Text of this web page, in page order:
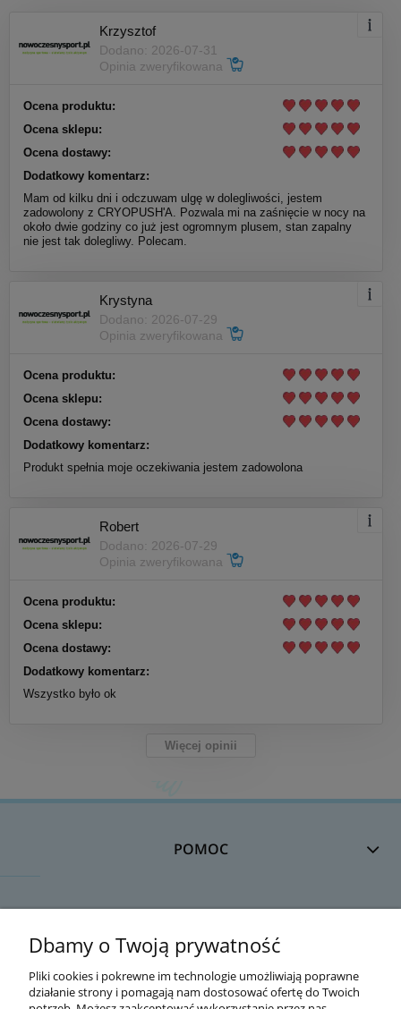
Krzysztof
Dodano: 2026-07-31
Opinia zweryfikowana
Ocena produktu:
Ocena sklepu:
Ocena dostawy:
Dodatkowy komentarz:
Mam od kilku dni i odczuwam ulgę w dolegliwości, jestem
zadowolony z CRYOPUSH'A. Pozwala mi na zaśnięcie w nocy na
około dwie godziny co już jest ogromnym plusem, stan zapalny
nie jest tak dolegliwy. Polecam.
Krystyna
Dodano: 2026-07-29
Opinia zweryfikowana
Ocena produktu:
Ocena sklepu:
Ocena dostawy:
Dodatkowy komentarz:
Produkt spełnia moje oczekiwania jestem zadowolona
Robert
Dodano: 2026-07-29
Opinia zweryfikowana
Ocena produktu:
Ocena sklepu:
Ocena dostawy:
Dodatkowy komentarz:
Wszystko było ok
Więcej opinii
POMOC
Dbamy o Twoją prywatność
Pliki cookies i pokrewne im technologie umożliwiają poprawne
działanie strony i pomagają nam dostosować ofertę do Twoich